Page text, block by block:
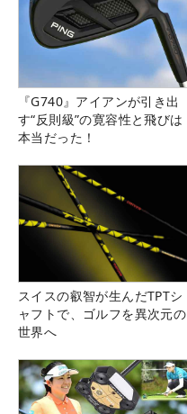
『G740』アイアンが引き出
す“反則級”の寛容性と飛びは
本当だった！
スイスの叡智が生んだTPTシ
ャフトで、ゴルフを異次元の
世界へ